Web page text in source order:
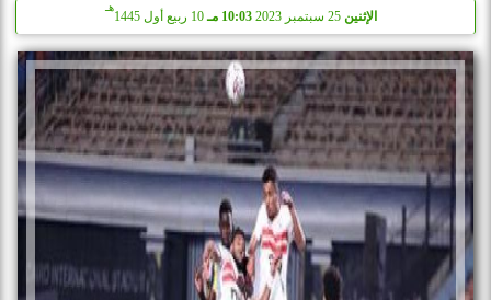
الإثنين 10:03 مـ 10 ربيع أول 1445
هـ